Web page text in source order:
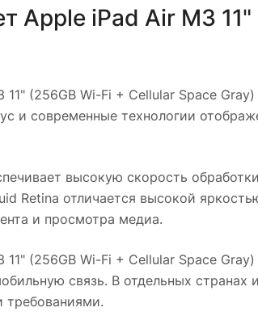
Apple iPad Air M3
(256GB Wi-Fi + Cellular Space Gray)
и современные технологии
высокую скорость
Retina отличается высокой
и просмотра медиа.
(256GB Wi-Fi + Cellular Space Gray)
связь. В отдельных странах
требованиями.